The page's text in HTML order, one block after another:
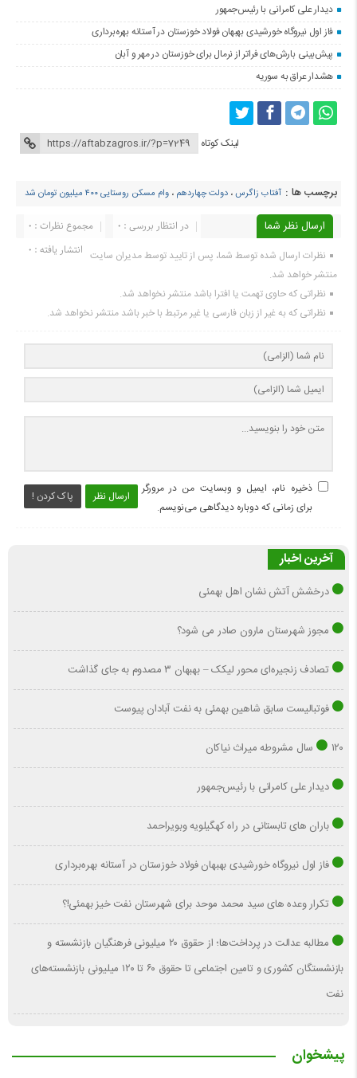
دیدار علی کامرانی با رئیس‌جمهور
فاز اول نیروگاه خورشیدی بهبهان فولاد خوزستان در آستانه بهره‌برداری
پیش‌بینی بارش‌های فراتر از نرمال برای خوزستان در مهر و آبان
هشدار عراق به سوریه
لینک کوتاه
برچسب ها : آفتاب زاگرس، دولت چهاردهم ، وام مسکن روستایی ۴۰۰ میلیون تومان شد
ارسال نظر شما مجموع نظرات : 0
در انتظار بررسی : 0
انتشار یافته : ۰ نظرات ارسال شده توسط شما، پس از تایید توسط مدیران سایت
منتشر خواهد شد.
نظراتی که حاوی تهمت یا افترا باشد منتشر نخواهد شد.
نظراتی که به غیر از زبان فارسی یا غیر مرتبط با خبر باشد منتشر نخواهد شد.
ارسال نظر پاک کردن !
ذخیره نام، ایمیل و وبسایت من در مرورگر
برای زمانی که دوباره دیدگاهی می‌نویسم.
آخرین اخبار
درخشش آتش نشان اهل بهمئی
مجوز شهرستان مارون صادر می شود؟
تصادف زنجیره‌ای محور لیکک – بهبهان ۳ مصدوم به جای گذاشت
فوتبالیست سابق شاهین بهمئی به نفت آبادان پیوست
۱۲۰ سال مشروطه میراث نیاکان
دیدار علی کامرانی با رئیس‌جمهور
باران های تابستانی در راه کهگیلویه وبویراحمد
فاز اول نیروگاه خورشیدی بهبهان فولاد خوزستان در آستانه بهره‌برداری
تکرار وعده های سید محمد موحد برای شهرستان نفت خیز بهمئی!؟
مطالبه عدالت در پرداخت‌ها؛ از حقوق ۲۰ میلیونی فرهنگیان بازنشسته و
بازنشستگان کشوری و تامین اجتماعی تا حقوق ۶۰ تا ۱۲۰ میلیونی بازنشسته‌های
نفت
پیشخوان